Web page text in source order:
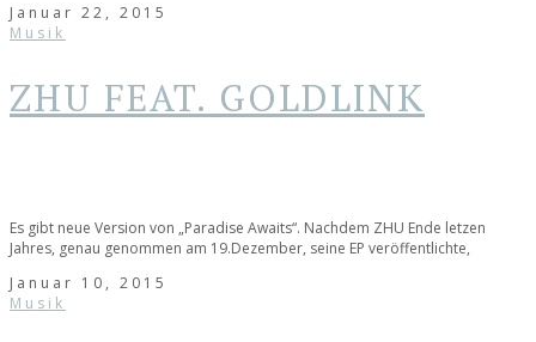
Januar 22, 2015
Musik
ZHU FEAT. GOLDLINK
Es gibt neue Version von „Paradise Awaits“. Nachdem ZHU Ende letzen
Jahres, genau genommen am 19.Dezember, seine EP veröffentlichte,
Januar 10, 2015
Musik